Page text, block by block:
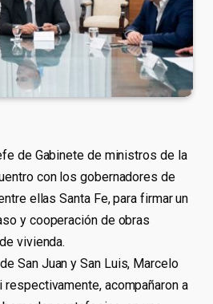
de Gabinete de ministros de la
con los gobernadores de
ellas Santa Fe, para firmar un
y cooperación de obras
vivienda.
San Juan y San Luis, Marcelo
acompañaron a